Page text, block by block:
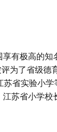
有极高的
为了省级德
省实验小
苏省小学校